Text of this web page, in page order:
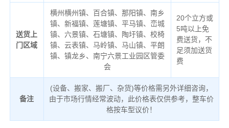
送货上
门区域
横州横州镇、百合镇、那阳镇、南乡
镇、新福镇、莲塘镇、平马镇、峦城
镇、六景镇、石塘镇、陶圩镇、校椅
镇、云表镇、马岭镇、马山镇、平朗
镇、镇龙乡、南宁六景工业园区管委
会
20个立方或
5吨以上免
费送货，不
足须加送货
费
备注
(设备、搬家、搬厂、杂货)等价格需另外详细咨询，
由于市场行情经常波动，此价格表仅供参考，整车价
格按车型议价！